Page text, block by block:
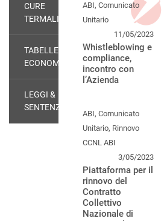
CURE
TERMALI
TABELLE
ECONOMICHE
LEGGI &
SENTENZE
ABI, Comunicato
Unitario
11/05/2023
Whistleblowing e
compliance,
incontro con
l’Azienda
ABI, Comunicato
Unitario, Rinnovo
CCNL ABI
3/05/2023
Piattaforma per il
rinnovo del
Contratto
Collettivo
Nazionale di